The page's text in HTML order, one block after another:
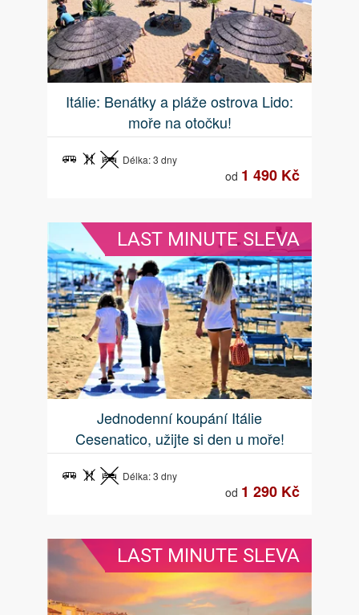
Itálie: Benátky a pláže ostrova Lido:
moře na otočku!
Délka: 3 dny
od 1 490 Kč
LAST MINUTE SLEVA
Jednodenní koupání Itálie
Cesenatico, užijte si den u moře!
Délka: 3 dny
od 1 290 Kč
LAST MINUTE SLEVA